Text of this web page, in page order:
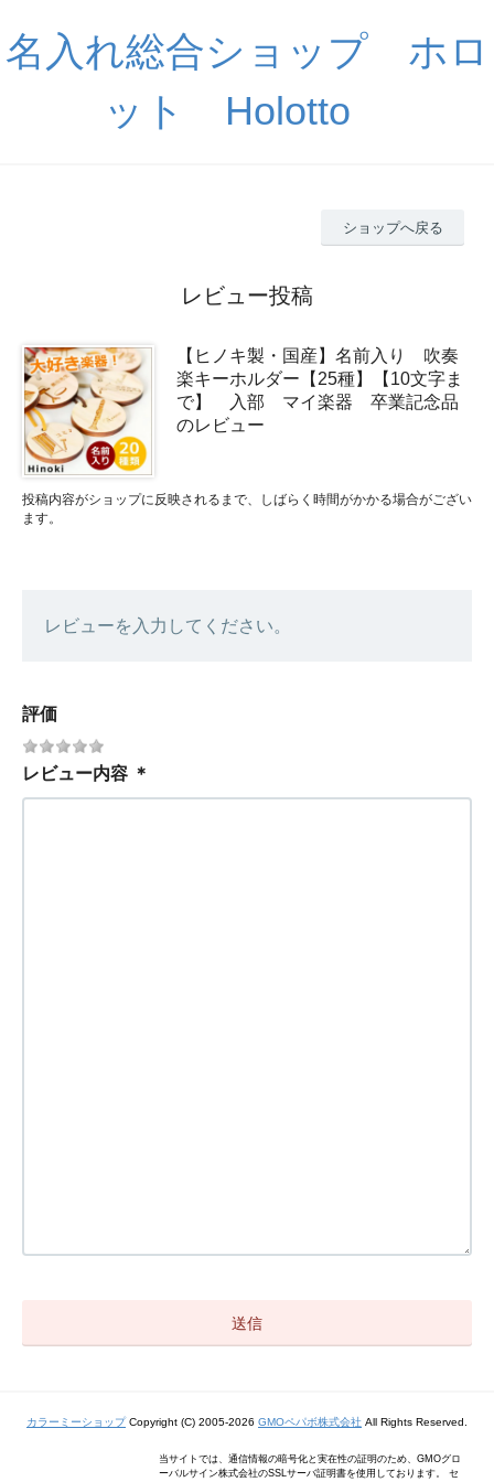
名入れ総合ショップ ホロ
ット Holotto
ショップへ戻る
レビュー投稿
【ヒノキ製・国産】名前入り 吹奏
楽キーホルダー【25種】【10文字ま
で】 入部 マイ楽器 卒業記念品
のレビュー
投稿内容がショップに反映されるまで、しばらく時間がかかる場合がござい
ます。
レビューを入力してください。
評価
レビュー内容 ＊
カラーミーショップCopyright (C) 2005-2026 GMOペパボ株式会社 All Rights Reserved.
当サイトでは、通信情報の暗号化と実在性の証明のため、GMOグロ
ーバルサイン株式会社のSSLサーバ証明書を使用しております。 セ